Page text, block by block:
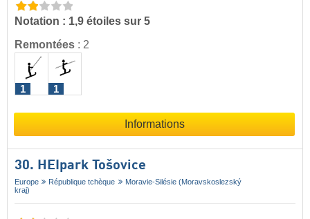
Notation : 1,9 étoiles sur 5
Remontées : 2
1 1
Informations
30. HEIpark Tošovice
Europe République tchèque
Moravie-Silésie (Moravskoslezský
kraj)